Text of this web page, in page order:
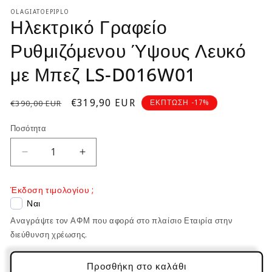
OLAGIATOEPIPLO
Ηλεκτρικό Γραφείο
Ρυθμιζόμενου Ύψους Λευκό
με Μπεζ LS-D016W01
Κανονική
€390,00 EUR
Τιμή
€319,90 EUR ΕΚΠΤΩΣΗ -17%
Ποσότητα
Μείωση
ποσότητας
Ηλεκτρικό
Γραφείο
Ρυθμιζόμενου
Ύψους
Λευκό
Αύξηση
ποσότητας
Ηλεκτρικό
Ρυθμιζόμενου
Ύψους
Λευκό
Έκδοση τιμολογίου ;
Ναι
Αναγράψτε τον ΑΦΜ που αφορά στο πλαίσιο Εταιρία στην
διεύθυνση χρέωσης.
Προσθήκη στο καλάθι